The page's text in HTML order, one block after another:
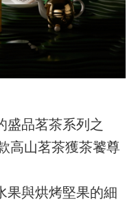
盛品茗茶系列之
高山茗茶獲茶饕尊
果與烘烤堅果的細